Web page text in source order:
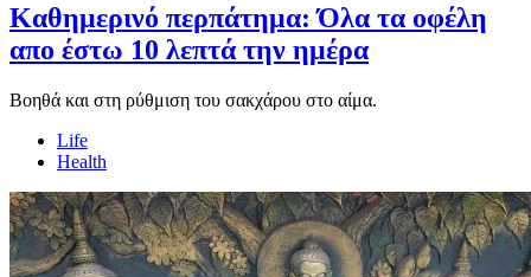
Καθημερινό περπάτημα: Όλα τα οφέλη
απο έστω 10 λεπτά την ημέρα
Βοηθά και στη ρύθμιση του σακχάρου στο αίμα.
Life
Health